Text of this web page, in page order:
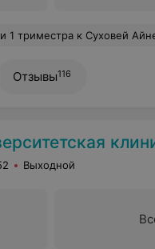
за что отдельное спасибо! Суховей сначала внимательно нас осмотрела, несколько раз все измерила, наделала фотографий нашего малыша (на это всё смотрел муж), а потом повернула монитор ко мне и показала как наша малышка двигается, рассказала как мы развиваемся, сказала что всё хорошо, ответила на все вопросы, сказала что
Отзывы116
Выходной